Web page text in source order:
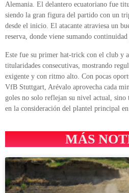
Alemania. El delantero ecuatoriano fue
siendo la gran figura del partido con un
desde el inicio. El atacante atraviesa un
reserva, donde viene sumando
Este fue su primer hat-trick con el club y
titularidades consecutivas, mostrando
exigente y con ritmo alto. Con pocas
VfB Stuttgart, Arévalo aprovecha cada
goles no solo reflejan su nivel actual, sino
en la consideración del plantel principal
MÁS